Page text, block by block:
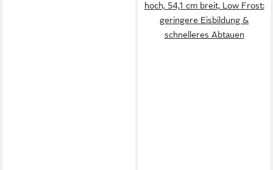
hoch, 54,1 cm breit, Low Frost:
geringere Eisbildung &
schnelleres Abtauen